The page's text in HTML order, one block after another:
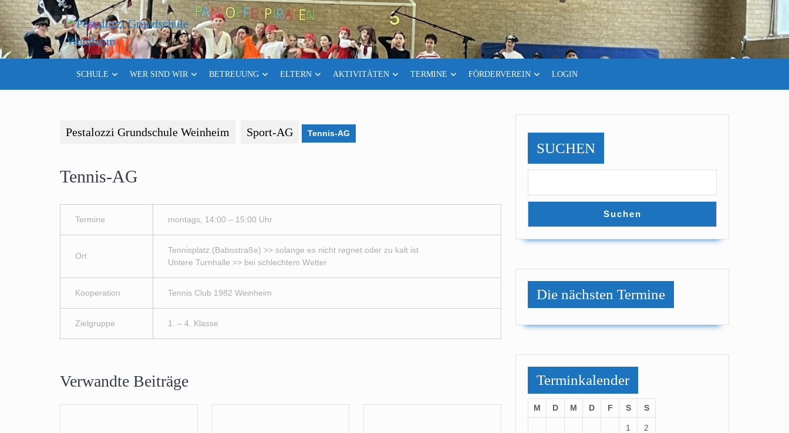
Skip
to
content
SCHULE WER SIND WIR BETREUUNG ELTERN AKTIVITÄTEN TERMINE FÖRDERVEREIN LOGIN
Pestalozzi Grundschule Weinheim Sport-AG Tennis-AG
Tennis-AG
Termine montags, 14:00 – 15:00 Uhr
Ort
Tennisplatz (Babostraße) >> solange es nicht regnet oder zu kalt ist
Untere Turnhalle >> bei schlechtem Wetter
Kooperation Tennis Club 1982 Weinheim
Zielgruppe 1. – 4. Klasse
Verwandte Beiträge
SUCHEN
Suchen
Die nächsten Termine
Terminkalender
M D M D F S S
1 2